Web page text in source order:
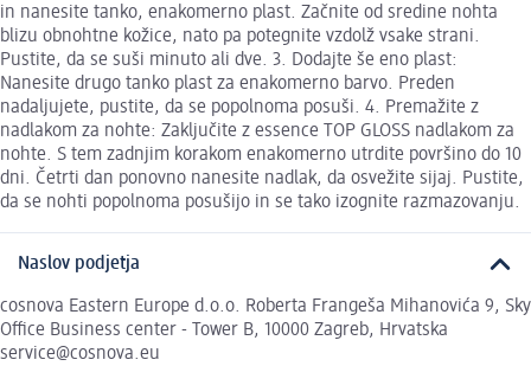
in nanesite tanko, enakomerno plast. Začnite od sredine nohta
blizu obnohtne kožice, nato pa potegnite vzdolž vsake strani.
Pustite, da se suši minuto ali dve. 3. Dodajte še eno plast:
Nanesite drugo tanko plast za enakomerno barvo. Preden
nadaljujete, pustite, da se popolnoma posuši. 4. Premažite z
nadlakom za nohte: Zaključite z essence TOP GLOSS nadlakom za
nohte. S tem zadnjim korakom enakomerno utrdite površino do 10
dni. Četrti dan ponovno nanesite nadlak, da osvežite sijaj. Pustite,
da se nohti popolnoma posušijo in se tako izognite razmazovanju.
Naslov podjetja
cosnova Eastern Europe d.o.o. Roberta Frangeša Mihanovića 9, Sky
Office Business center - Tower B, 10000 Zagreb, Hrvatska
service@cosnova.eu